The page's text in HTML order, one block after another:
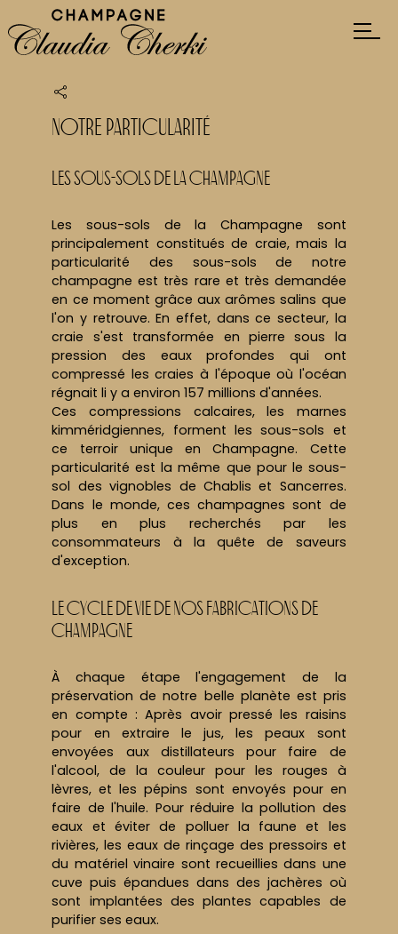
Notre particularité
Les sous-sols de la Champagne
Les sous-sols de la Champagne sont
principalement constitués de craie, mais la
particularité des sous-sols de notre
champagne est très rare et très demandée
en ce moment grâce aux arômes salins que
l'on y retrouve. En effet, dans ce secteur, la
craie s'est transformée en pierre sous la
pression des eaux profondes qui ont
compressé les craies à l'époque où l'océan
régnait li y a environ 157 millions d'années.
Ces compressions calcaires, les marnes
kimméridgiennes, forment les sous-sols et
ce terroir unique en Champagne. Cette
particularité est la même que pour le sous-
sol des vignobles de Chablis et Sancerres.
Dans le monde, ces champagnes sont de
plus en plus recherchés par les
consommateurs à la quête de saveurs
d'exception.
Le cycle de vie de nos fabrications de
Champagne
À chaque étape l'engagement de la
préservation de notre belle planète est pris
en compte : Après avoir pressé les raisins
pour en extraire le jus, les peaux sont
envoyées aux distillateurs pour faire de
l'alcool, de la couleur pour les rouges à
lèvres, et les pépins sont envoyés pour en
faire de l'huile. Pour réduire la pollution des
eaux et éviter de polluer la faune et les
rivières, les eaux de rinçage des pressoirs et
du matériel vinaire sont recueillies dans une
cuve puis épandues dans des jachères où
sont implantées des plantes capables de
purifier ses eaux.